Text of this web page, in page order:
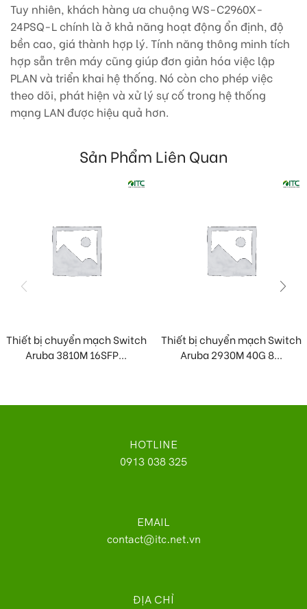
Tuy nhiên, khách hàng ưa chuộng WS-C2960X-
24PSQ-L chính là ở khả năng hoạt động ổn định, độ
bền cao, giá thành hợp lý. Tính năng thông minh tích
hợp sẵn trên máy cũng giúp đơn giản hóa việc lập
PLAN và triển khai hệ thống. Nó còn cho phép việc
theo dõi, phát hiện và xử lý sự cố trong hệ thống
mạng LAN được hiệu quả hơn.
Sản Phẩm Liên Quan
Thiết bị chuyển mạch Switch
Aruba 3810M 16SFP...
Thiết bị chuyển mạch Switch
Aruba 2930M 40G 8...
HOTLINE
0913 038 325
EMAIL
contact@itc.net.vn
ĐỊA CHỈ